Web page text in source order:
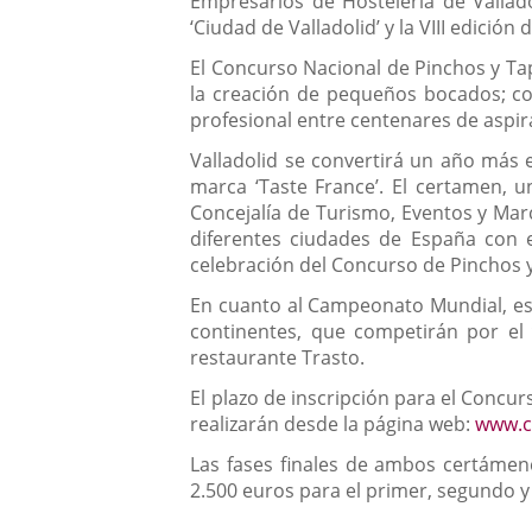
‘Ciudad de Valladolid’ y la VIII
El Concurso Nacional de Pinchos y
la creación de pequeños bocados;
profesional entre centenares de
Valladolid se convertirá un año
marca ‘Taste France’. El
Concejalía de Turismo, Eventos y
diferentes ciudades de España
celebración del Concurso de Pinchos
En cuanto al Campeonato Mundial,
continentes, que competirán por el
restaurante Trasto.
El plazo de inscripción para el
realizarán desde la página web:
Las fases finales de ambos
2.500 euros para el primer, segundo